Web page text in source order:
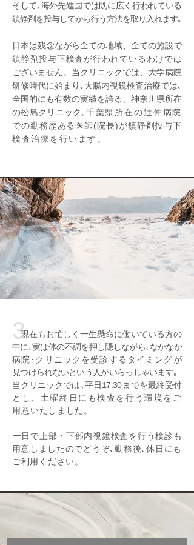
そして､海外先進国では既に広く行われている
鎮静剤を投与してから行う方法を取り入れます｡
​日本は残念ながら全ての地域、全ての施設で
鎮静剤投与下検査が行われているわけでは
ございません。当クリニックでは、大学病院
研修時代に始まり､大腸内視鏡検査治療では､
全国的にも有数の実績を誇る、神奈川県所在
の松島クリニック､ 千葉県所在の辻仲病院
での勤務歴ある医師(院長)が鎮静剤投与下
検査治療を行います。
3
現在もお忙しく一生懸命に働いている方の
中に､実は体の不調を押し隠しながら､なかなか
病院･クリニックを受診するタイミングが
見つけられないという人がいらっしゃいます｡
当クリニックでは､平日17:30までを最終受付
とし、土曜終日にも検査を行う環境をご
用意いたしました。
​一日で上部・下部内視鏡検査を行う検診も
用意しましたのでどうぞ､勤務後､休日にも
ご利用ください。